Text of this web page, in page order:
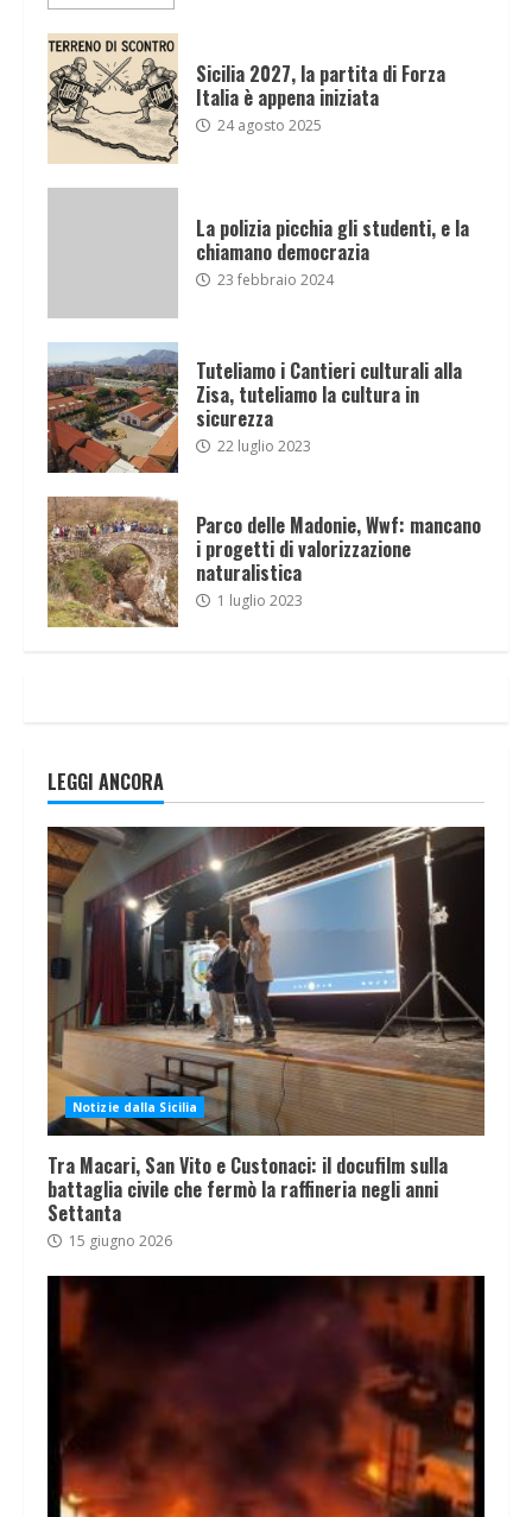
Sicilia 2027, la partita di Forza
Italia è appena iniziata
24 agosto 2025
La polizia picchia gli studenti, e la
chiamano democrazia
23 febbraio 2024
Tuteliamo i Cantieri culturali alla
Zisa, tuteliamo la cultura in
sicurezza
22 luglio 2023
Parco delle Madonie, Wwf: mancano
i progetti di valorizzazione
naturalistica
1 luglio 2023
LEGGI ANCORA
Notizie dalla Sicilia
Tra Macari, San Vito e Custonaci: il docufilm sulla
battaglia civile che fermò la raffineria negli anni
Settanta
15 giugno 2026